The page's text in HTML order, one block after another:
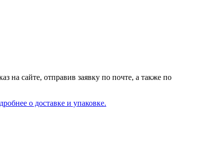
на сайте, отправив заявку по почте, а также по
о доставке и упаковке.